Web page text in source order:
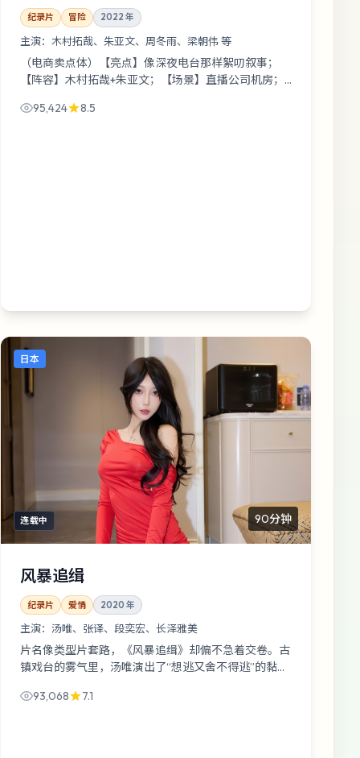
纪录片 冒险 2022 年
主演： 木村拓哉、朱亚文、周冬雨、梁朝伟 等
（电商卖点体）【亮点】像深夜电台那样絮叨叙事；
【阵容】木村拓哉+朱亚文；【场景】直播公司机房；
案》不提供标准答案，只提供情绪税发...
95,424 8.5
日本
连载中 90分钟
风暴追缉
纪录片 爱情 2020 年
主演： 汤唯、张译、段奕宏、长泽雅美
片名像类型片套路，《风暴追缉》却偏不急着交卷。古
镇戏台的雾气里，汤唯演出了“想逃又舍不得逃”的黏腻
93,068
7.1